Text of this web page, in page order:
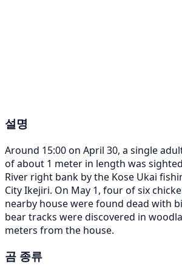
설명
Around 15:00 on April 30, a single
of about 1 meter in length was
River right bank by the Kose Ukai
City Ikejiri. On May 1, four of six
nearby house were found dead with
bear tracks were discovered in
meters from the house.
곰 종류